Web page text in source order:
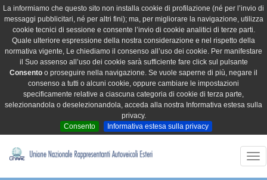
La informiamo che questo sito non installa cookie di profilazione (né per l’invio di
messaggi pubblicitari, né per altri fini); ma, per migliorare la navigazione, utilizza
cookie tecnici di sessione e consente l’invio di cookie analitici di terze parti.
Quale ulteriore espressione della nostra considerazione e nel rispetto della
normativa vigente, Le chiediamo il consenso all’uso dei cookie. Per manifestare
il Suo assenso all’uso dei cookie sarà sufficiente fare click sul pulsante
Consento o proseguire nella navigazione. Se vuole saperne di più, negare il
consenso a tutti o alcuni cookie, oppure cambiare le impostazioni
specificamente relative a ciascuna categoria di cookie di terza parte,
selezionandola o deselezionandola, acceda alla nostra Informativa estesa sulla
privacy.
Consento
Informativa estesa sulla privacy